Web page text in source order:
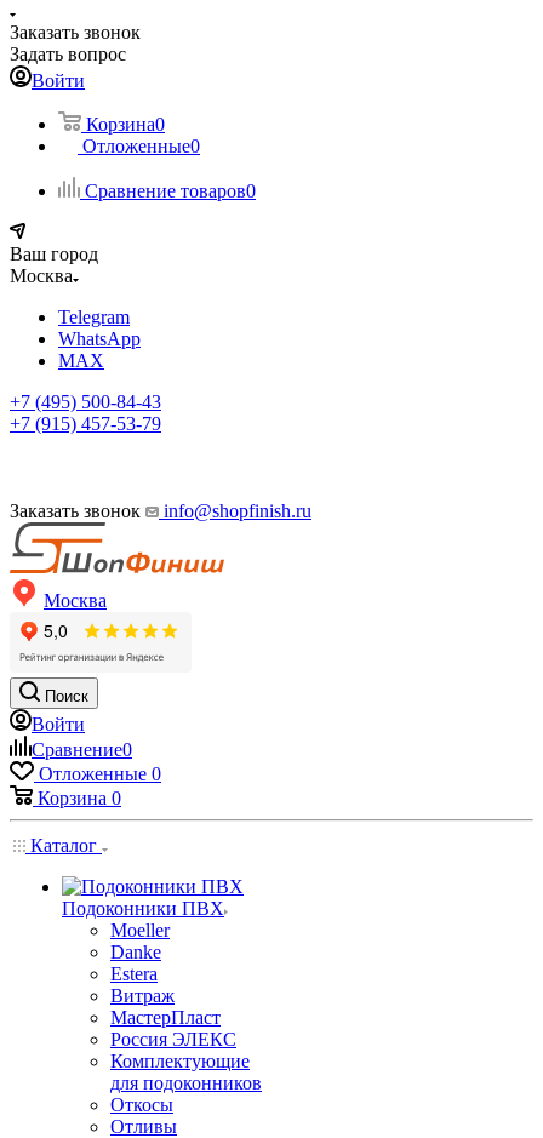
Заказать звонок
Задать вопрос
Войти
Корзина0
Отложенные0
Сравнение товаров0
Ваш город
Москва
Telegram
WhatsApp
MAX
+7 (495) 500-84-43
+7 (915) 457-53-79
Заказать звонок info@shopfinish.ru
Москва
Поиск
Войти
Сравнение0
Отложенные 0
Корзина 0
Каталог
Подоконники ПВХ
Moeller
Danke
Estera
Витраж
МастерПласт
Россия ЭЛЕКС
Комплектующие
для подоконников
Откосы
Отливы